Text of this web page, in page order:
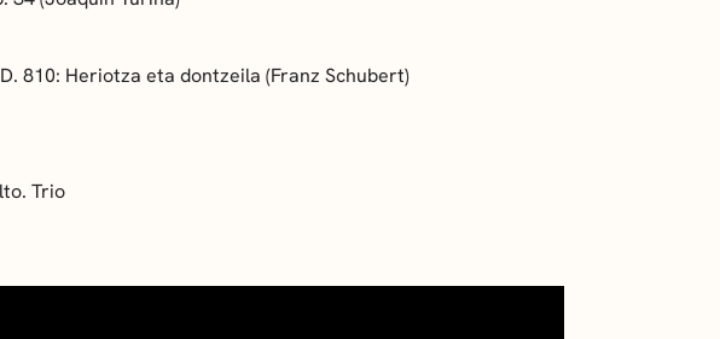
810: Heriotza eta dontzeila (Franz Schubert)
Trio